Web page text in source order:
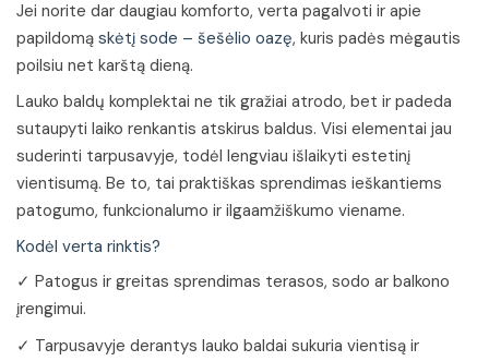
Jei norite dar daugiau komforto, verta pagalvoti ir apie
papildomą skėtį sode – šešėlio oazę, kuris padės mėgautis
poilsiu net karštą dieną.
Lauko baldų komplektai ne tik gražiai atrodo, bet ir padeda
sutaupyti laiko renkantis atskirus baldus. Visi elementai jau
suderinti tarpusavyje, todėl lengviau išlaikyti estetinį
vientisumą. Be to, tai praktiškas sprendimas ieškantiems
patogumo, funkcionalumo ir ilgaamžiškumo viename.
Kodėl verta rinktis?
✓ Patogus ir greitas sprendimas terasos, sodo ar balkono
įrengimui.
✓ Tarpusavyje derantys lauko baldai sukuria vientisą ir